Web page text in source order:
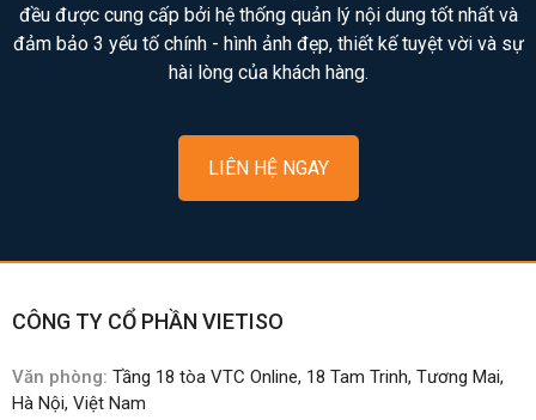
đều được cung cấp bởi hệ thống quản lý nội dung tốt nhất và
đảm bảo 3 yếu tố chính - hình ảnh đẹp, thiết kế tuyệt vời và sự
hài lòng của khách hàng.
LIÊN HỆ NGAY
CÔNG TY CỔ PHẦN VIETISO
Văn phòng: Tầng 18 tòa VTC Online, 18 Tam Trinh, Tương Mai,
Hà Nội, Việt Nam